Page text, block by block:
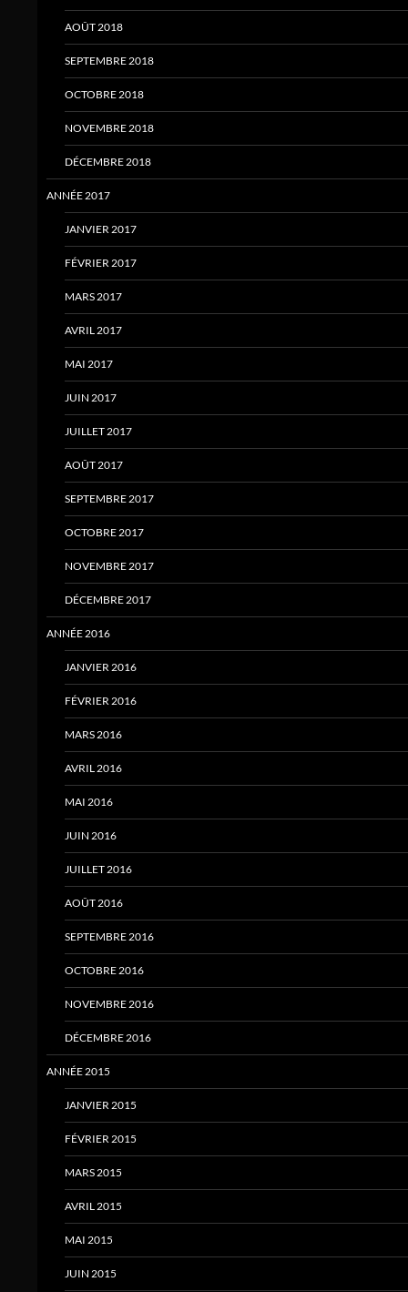
AOÛT 2018
SEPTEMBRE 2018
OCTOBRE 2018
NOVEMBRE 2018
DÉCEMBRE 2018
ANNÉE 2017
JANVIER 2017
FÉVRIER 2017
MARS 2017
AVRIL 2017
MAI 2017
JUIN 2017
JUILLET 2017
AOÛT 2017
SEPTEMBRE 2017
OCTOBRE 2017
NOVEMBRE 2017
DÉCEMBRE 2017
ANNÉE 2016
JANVIER 2016
FÉVRIER 2016
MARS 2016
AVRIL 2016
MAI 2016
JUIN 2016
JUILLET 2016
AOÛT 2016
SEPTEMBRE 2016
OCTOBRE 2016
NOVEMBRE 2016
DÉCEMBRE 2016
ANNÉE 2015
JANVIER 2015
FÉVRIER 2015
MARS 2015
AVRIL 2015
MAI 2015
JUIN 2015